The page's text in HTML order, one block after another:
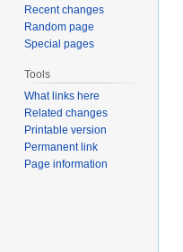
Recent changes
Random page
Special pages
Tools
What links here
Related changes
Printable version
Permanent link
Page information